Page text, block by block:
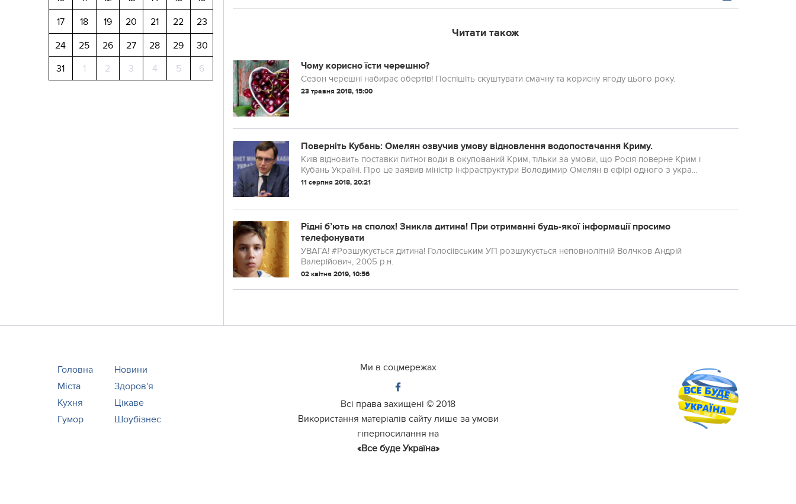
17
18 19 20 21 22
23
24
25 26 27 28 29
30
31
1 2 3 4 5 6
Читати також
Чому корисно їсти черешню?
Сезон черешні набирає обертів! Поспішіть скуштувати смачну та корисну ягоду цього року.
23 травня 2018, 15:00
Поверніть Кубань: Омелян озвучив умову відновлення водопостачання Криму.
Київ відновить поставки питної води в окупований Крим, тільки за умови, що Росія поверне Крим і
Кубань Україні. Про це заявив міністр інфраструктури Володимир Омелян в ефірі одного з укра...
11 серпня 2018, 20:21
Рідні б’ють на сполох! Зникла дитина! При отриманні будь-якої інформації просимо
телефонувати
УВАГА! #Розшукується дитина! Голосіівським УП розшукується неповнолітній Волчков Андрій
Валeрійович, 2005 р.н.
02 квітня 2019, 10:56
Головна
Новини
Міста
Здоров'я
Кухня
Цікаве
Гумор
Шоубізнес
Ми в соцмережах
Всі права захищені © 2018
Використання матеріалів сайту лише за умови
гіперпосилання на
«Все буде Україна»